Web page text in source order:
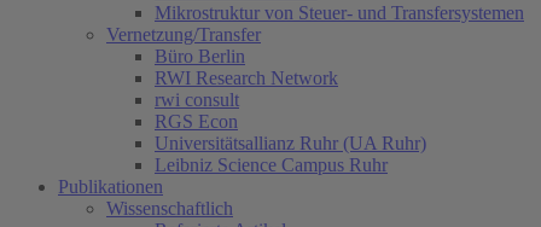
Mikrostruktur von Steuer- und Transfersystemen
Vernetzung/Transfer
Büro Berlin
RWI Research Network
rwi consult
RGS Econ
Universitätsallianz Ruhr (UA Ruhr)
Leibniz Science Campus Ruhr
Publikationen
Wissenschaftlich